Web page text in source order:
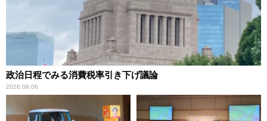
政治日程でみる消費税率引き下げ議論
2026.08.06